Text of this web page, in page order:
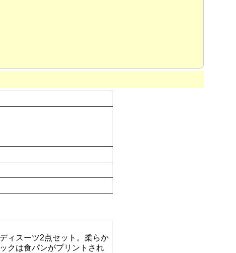
ィスーツ2点セット。柔らか
クは食パンがプリントされ